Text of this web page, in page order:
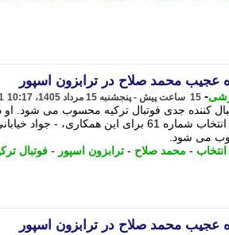
عجیب محمد صلاح در ترابزون اسپور
- 15 ساعت پیش - پنجشنبه 15 مرداد 1405، 10:17
کننده جدی فوتبال ترکیه محسوب می شود. او
صلاح به ترابزون و انتخاب شماره 61 برای این
می شود.
انتخاب - محمد صلاح - ترابزون اسپور - فوتبال
عجیب محمد صلاح در ترابزون اسپور